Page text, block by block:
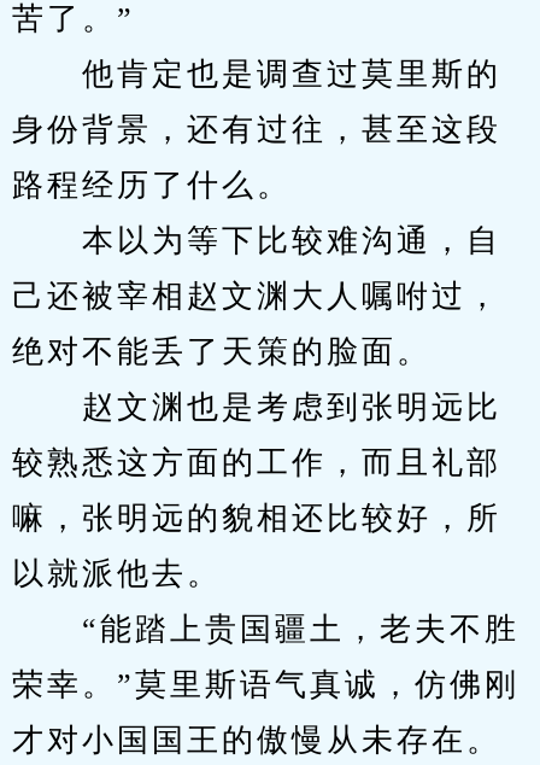
苦了。”
他肯定也是调查过莫里斯的
身份背景，还有过往，甚至这段
路程经历了什么。
本以为等下比较难沟通，自
己还被宰相赵文渊大人嘱咐过，
绝对不能丢了天策的脸面。
赵文渊也是考虑到张明远比
较熟悉这方面的工作，而且礼部
嘛，张明远的貌相还比较好，所
以就派他去。
“能踏上贵国疆土，老夫不胜
荣幸。”莫里斯语气真诚，仿佛刚
才对小国国王的傲慢从未存在。